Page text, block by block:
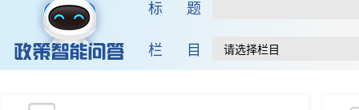
标 题
栏 目